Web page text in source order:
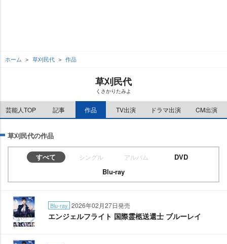
ホーム 草刈民代 作品
草刈民代
くさかりたみよ
芸能人TOP 記事 作品 TV出演 ドラマ出演 CM出演
草刈民代の作品
すべて シングル アルバム
DVD
Blu-ray
Blu-ray 2026年02月27日発売
エンジェルフライト 国際霊柩送還士 ブルーレイ